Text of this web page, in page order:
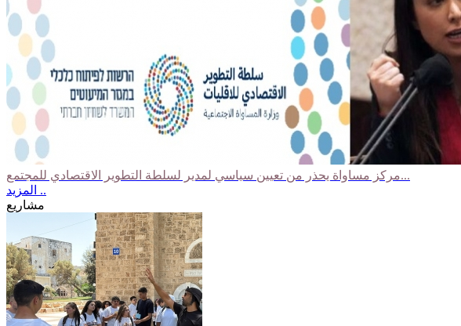
مركز مساواة يحذر من تعيين سياسي لمدير لسلطة التطوير الاقتصادي للمجتمع...
المزيد ..
مشاريع